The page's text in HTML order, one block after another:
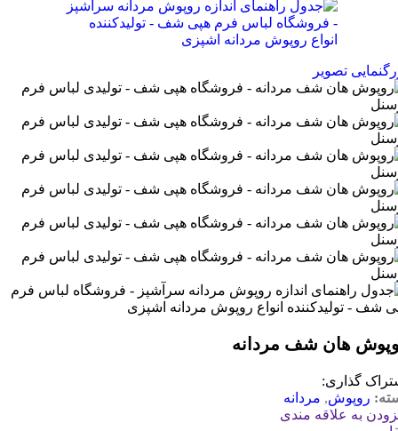
تصویر
هان شف مردانه
گذاری:
روپوش, مردانه
به علاقه مندی